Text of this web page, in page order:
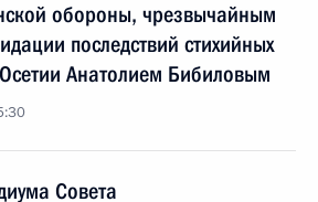
обороны, чрезвычайным
последствий стихийных
Анатолием Бибиловым
Совета